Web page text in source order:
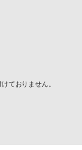
ておりません。